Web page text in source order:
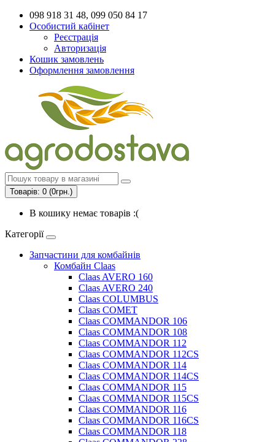
098 918 31 48, 099 050 84 17
Особистий кабінет
Реєстрація
Авторизація
Кошик замовлень
Оформлення замовлення
Товарів: 0 (0грн.)
В кошику немає товарів :(
Категорії
Запчастини для комбайнів
Комбайн Claas
Claas AVERO 160
Claas AVERO 240
Claas COLUMBUS
Claas COMET
Claas COMMANDOR 106
Claas COMMANDOR 108
Claas COMMANDOR 112
Claas COMMANDOR 112CS
Claas COMMANDOR 114
Claas COMMANDOR 114CS
Claas COMMANDOR 115
Claas COMMANDOR 115CS
Claas COMMANDOR 116
Claas COMMANDOR 116CS
Claas COMMANDOR 118